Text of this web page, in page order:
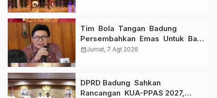
Tim Bola Tangan Badung
Persembahkan Emas Untuk Bali
, Taklukkan Jawa Tengah Di
calendar_monthJumat, 7 Agt 2026
DPRD Badung Sahkan
Rancangan KUA-PPAS 2027,